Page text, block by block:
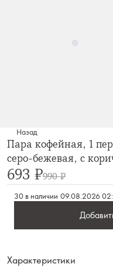
Назад
Пара кофейная, 1
серо-бежевая, с
693 ₽990 ₽
30 в наличии 09.08.2026
Характеристики